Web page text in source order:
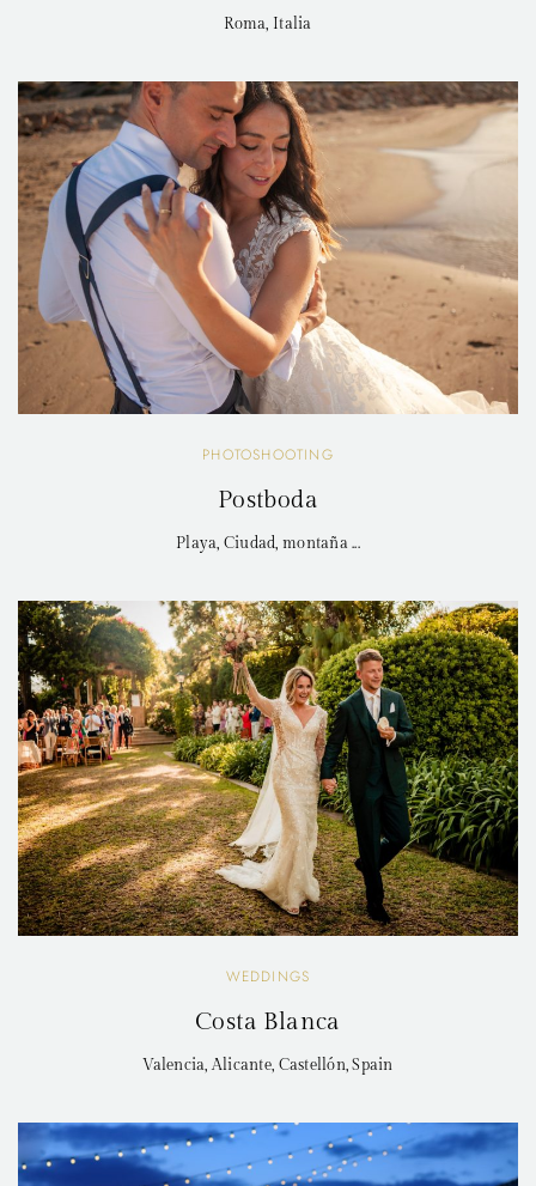
Roma, Italia
PHOTOSHOOTING
Postboda
Playa, Ciudad, montaña ...
WEDDINGS
Costa Blanca
Valencia, Alicante, Castellón, Spain